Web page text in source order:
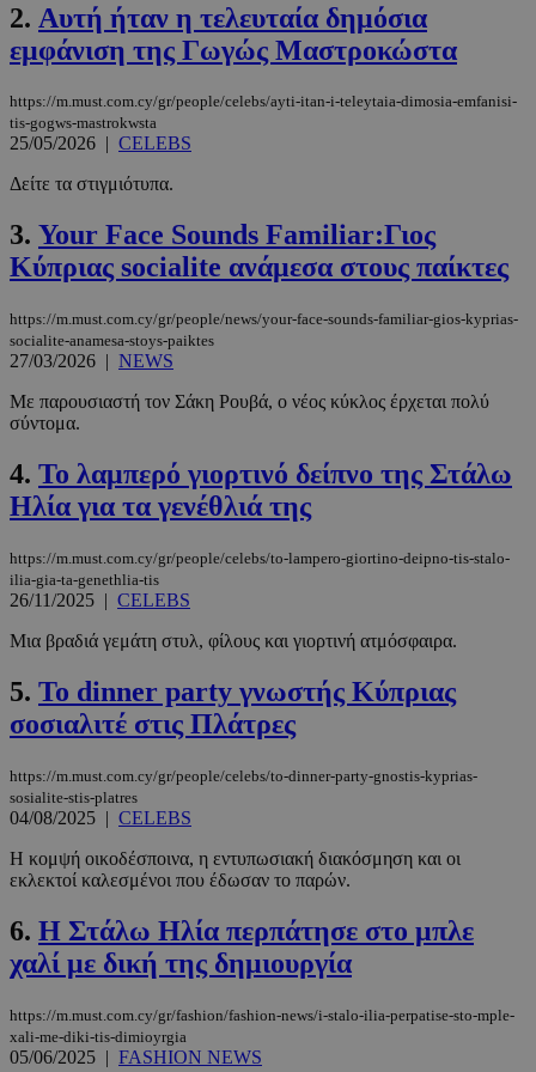
2. Αυτή ήταν η τελευταία δημόσια
εμφάνιση της Γωγώς Μαστροκώστα
https://m.must.com.cy/gr/people/celebs/ayti-itan-i-teleytaia-dimosia-emfanisi-
tis-gogws-mastrokwsta
25/05/2026 | CELEBS
Δείτε τα στιγμιότυπα.
3. Your Face Sounds Familiar:Γιος
Κύπριας socialite ανάμεσα στους παίκτες
https://m.must.com.cy/gr/people/news/your-face-sounds-familiar-gios-kyprias-
socialite-anamesa-stoys-paiktes
27/03/2026 | NEWS
Με παρουσιαστή τον Σάκη Ρουβά, ο νέος κύκλος έρχεται πολύ
σύντομα.
4. Το λαμπερό γιορτινό δείπνο της Στάλω
Ηλία για τα γενέθλιά της
https://m.must.com.cy/gr/people/celebs/to-lampero-giortino-deipno-tis-stalo-
ilia-gia-ta-genethlia-tis
26/11/2025 | CELEBS
Μια βραδιά γεμάτη στυλ, φίλους και γιορτινή ατμόσφαιρα.
5. To dinner party γνωστής Κύπριας
σοσιαλιτέ στις Πλάτρες
https://m.must.com.cy/gr/people/celebs/to-dinner-party-gnostis-kyprias-
sosialite-stis-platres
04/08/2025 | CELEBS
Η κομψή οικοδέσποινα, η εντυπωσιακή διακόσμηση και οι
εκλεκτοί καλεσμένοι που έδωσαν το παρών.
6. Η Στάλω Ηλία περπάτησε στο μπλε
χαλί με δική της δημιουργία
https://m.must.com.cy/gr/fashion/fashion-news/i-stalo-ilia-perpatise-sto-mple-
xali-me-diki-tis-dimioyrgia
05/06/2025 | FASHION NEWS